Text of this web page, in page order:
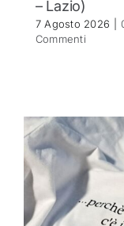
– Lazio)
7 Agosto 2026
Commenti